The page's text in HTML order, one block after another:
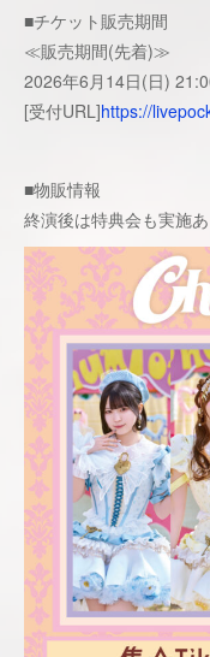
■チケット販売期間
≪販売期間(先着)≫
2026年6月14日(日)
[受付URL]https://
■物販情報
終演後は特典会も実施